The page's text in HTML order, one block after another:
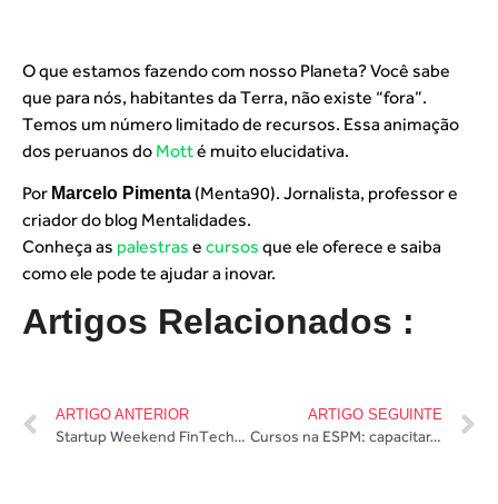
O que estamos fazendo com nosso Planeta? Você sabe
que para nós, habitantes da Terra, não existe “fora”.
Temos um número limitado de recursos. Essa animação
dos peruanos do Motté muito elucidativa.
Por Marcelo Pimenta (Menta90). Jornalista, professor e
criador do blog Mentalidades.
Conheça as palestras e cursos que ele oferece e saiba
como ele pode te ajudar a inovar.
Artigos Relacionados :
ARTIGO ANTERIOR
Startup Weekend FinTech 2016 será na BM&F Bovespa
ARTIGO SEGUINTE
Cursos na ESPM: capacitar-se para ver oportunidades na crise